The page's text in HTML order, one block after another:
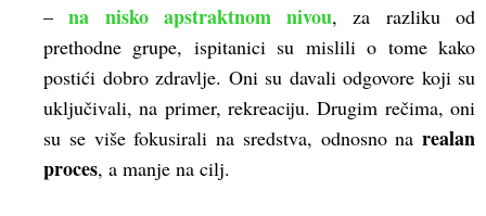
–na nisko apstraktnom nivou, za razliku od
prethodne grupe, ispitanici su mislili o tome kako
postići dobro zdravlje. Oni su davali odgovore koji su
uključivali, na primer, rekreaciju. Drugim rečima, oni
su se više fokusirali na sredstva, odnosno na realan
proces, a manje na cilj.